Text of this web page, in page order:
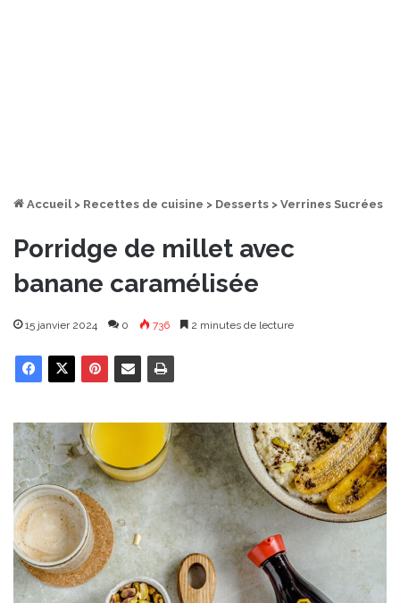
Accueil > Recettes de cuisine > Desserts > Verrines Sucrées
Porridge de millet avec
banane caramélisée
15 janvier 2024 0 736 2 minutes de lecture